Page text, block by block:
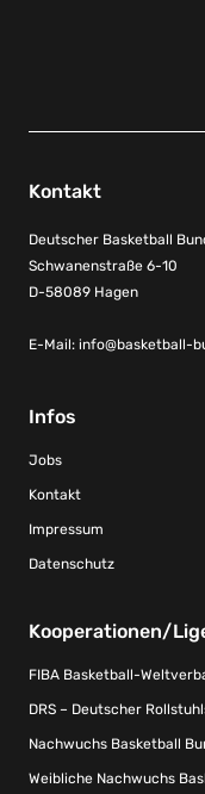
Kontakt
Deutscher Basketball
Schwanenstraße 6-10
D-58089 Hagen
E-Mail: info@basketball-
Infos
Jobs
Kontakt
Impressum
Datenschutz
Kooperationen/
FIBA Basketball-
DRS – Deutscher
Nachwuchs Basketball
Weibliche Nachwuchs